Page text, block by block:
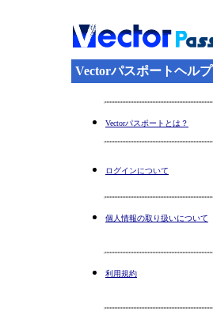
Vectorパスポートヘルプ
Vectorパスポートとは？
ログインについて
個人情報の取り扱いについて
利用規約